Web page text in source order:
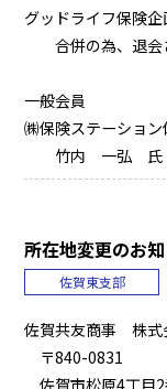
グッドライフ保険企
合併の為、退会
一般会員
㈱保険ステーショ
竹内 一弘 氏
所在地変更のお
佐賀東支部
佐賀共友商事 株
〒840-0831